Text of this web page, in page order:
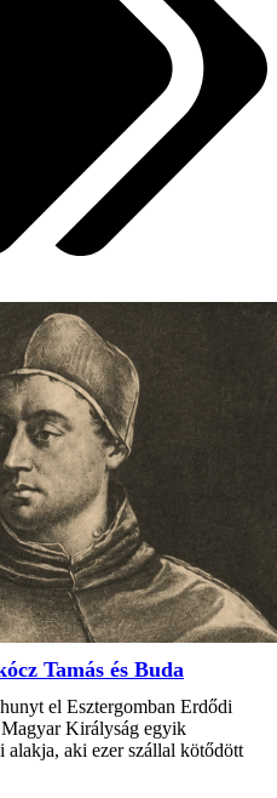
Tamás és Buda
el Esztergomban Erdődi
Királyság egyik
alakja, aki ezer szállal kötődött